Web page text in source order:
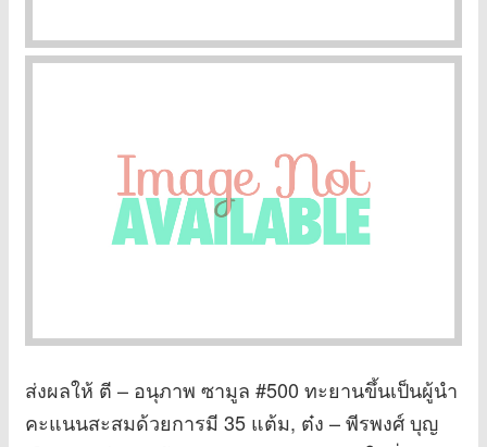
ส่งผลให้ ตี – อนุภาพ ซามูล #500 ทะยานขึ้นเป็นผู้นำ
คะแนนสะสมด้วยการมี 35 แต้ม, ต๋ง – พีรพงศ์ บุญ